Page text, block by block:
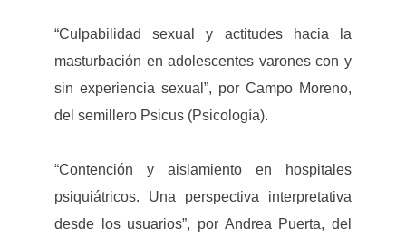
“Culpabilidad sexual y actitudes hacia la
masturbación en adolescentes varones con y
sin experiencia sexual”, por Campo Moreno,
del semillero Psicus (Psicología).
“Contención y aislamiento en hospitales
psiquiátricos. Una perspectiva interpretativa
desde los usuarios”, por Andrea Puerta, del